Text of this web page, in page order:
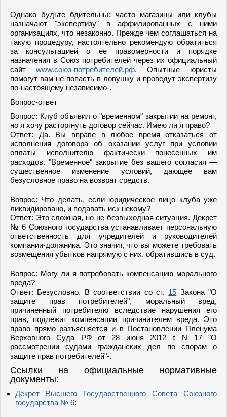
Однако будьте бдительны: часто магазины или клубы
назначают "экспертизу" в аффилированных с ними
организациях, что незаконно. Прежде чем соглашаться на
такую процедуру, настоятельно рекомендую обратиться
за консультацией о ее правомерности и порядке
назначения в Союз потребителей через их официальный
сайт www.союз-потребителей.рф. Опытные юристы
помогут вам не попасть в ловушку и проведут экспертизу
по-настоящему независимо-.
Вопрос-ответ
Вопрос: Клуб объявил о "временном" закрытии на ремонт,
но я хочу расторгнуть договор сейчас. Имею ли я право?
Ответ: Да. Вы вправе в любое время отказаться от
исполнения договора об оказании услуг при условии
оплаты исполнителю фактически понесенных им
расходов. "Временное" закрытие без вашего согласия —
существенное изменение условий, дающее вам
безусловное право на возврат средств.
Вопрос: Что делать, если юридическое лицо клуба уже
ликвидировано, и подавать иск некому?
Ответ: Это сложная, но не безвыходная ситуация. Декрет
№ 6 Союзного государства устанавливает персональную
ответственность для учредителей и руководителей
компании-должника. Это значит, что вы можете требовать
возмещения убытков напрямую с них, обратившись в суд.
Вопрос: Могу ли я потребовать компенсацию морального
вреда?
Ответ: Безусловно. В соответствии со ст. 15 Закона "О
защите прав потребителей", моральный вред,
причиненный потребителю вследствие нарушения его
прав, подлежит компенсации причинителем вреда. Это
право прямо разъясняется и в Постановлении Пленума
Верховного Суда РФ от 28 июня 2012 г. N 17 "О
рассмотрении судами гражданских дел по спорам о
защите прав потребителей"-.
Ссылки на официальные нормативные
документы:
Декрет Высшего Государственного Совета Союзного
государства № 6: